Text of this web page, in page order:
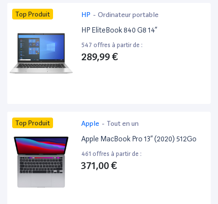
Top Produit HP - Ordinateur portable
HP EliteBook 840 G8 14”
547 offres à partir de :
289,99 €
Top Produit Apple - Tout en un
Apple MacBook Pro 13” (2020) 512Go
461 offres à partir de :
371,00 €